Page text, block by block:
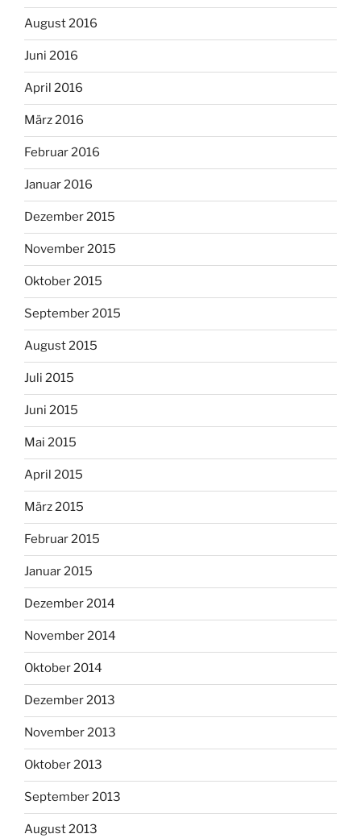
August 2016
Juni 2016
April 2016
März 2016
Februar 2016
Januar 2016
Dezember 2015
November 2015
Oktober 2015
September 2015
August 2015
Juli 2015
Juni 2015
Mai 2015
April 2015
März 2015
Februar 2015
Januar 2015
Dezember 2014
November 2014
Oktober 2014
Dezember 2013
November 2013
Oktober 2013
September 2013
August 2013